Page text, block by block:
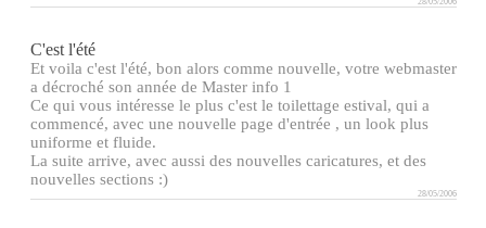
C'est l'été
Et voila c'est l'été, bon alors comme nouvelle, votre webmaster
a décroché son année de Master info 1
Ce qui vous intéresse le plus c'est le toilettage estival, qui a
commencé, avec une nouvelle page d'entrée , un look plus
uniforme et fluide.
La suite arrive, avec aussi des nouvelles caricatures, et des
nouvelles sections :)
28/05/2006